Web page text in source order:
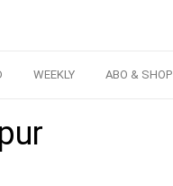
WEEKLY ABO & SHOP